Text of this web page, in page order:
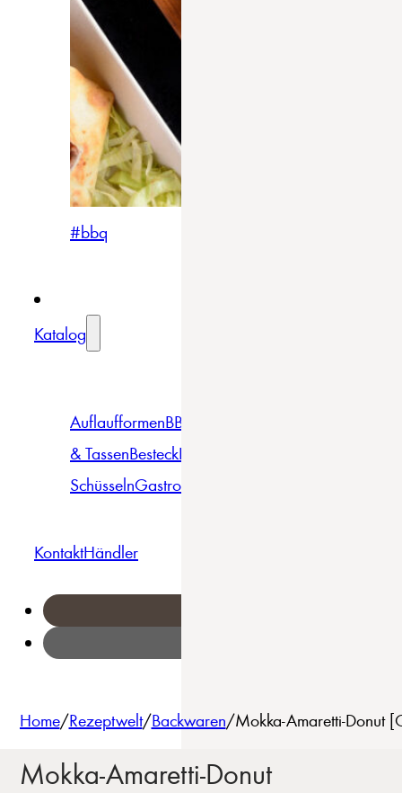
#bbq
Katalog
AuflaufformenBBQ
& TassenBesteckBowls &
SchüsselnGastro
KontaktHändler
Home/Rezeptwelt/Backwaren/Mokka-Amaretti-Donut
Mokka-Amaretti-Donut